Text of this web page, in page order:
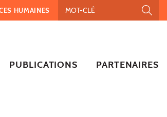
HUMAINES
PUBLICATIONS PARTENAIRES